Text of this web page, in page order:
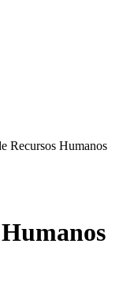
Recursos Humanos